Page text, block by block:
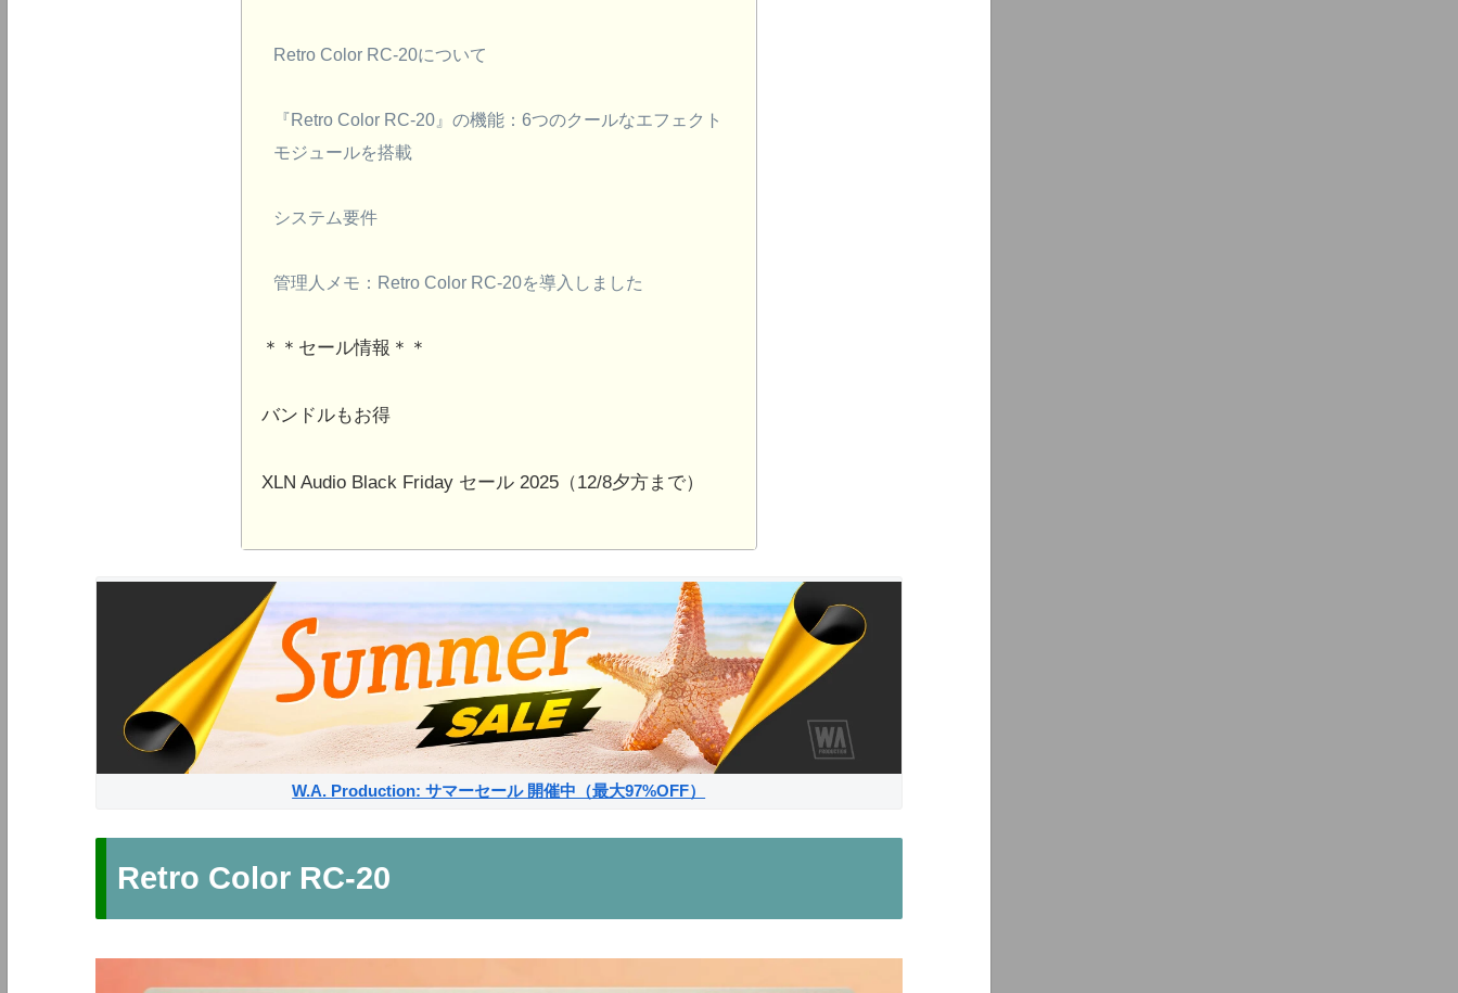
Retro Color RC-20について
『Retro Color RC-20』の機能：6つのクールなエフェクト
モジュールを搭載
システム要件
管理人メモ：Retro Color RC-20を導入しました
＊＊セール情報＊＊
バンドルもお得
XLN Audio Black Friday セール 2025（12/8夕方まで）
W.A. Production: サマーセール 開催中（最大97%OFF）
Retro Color RC-20